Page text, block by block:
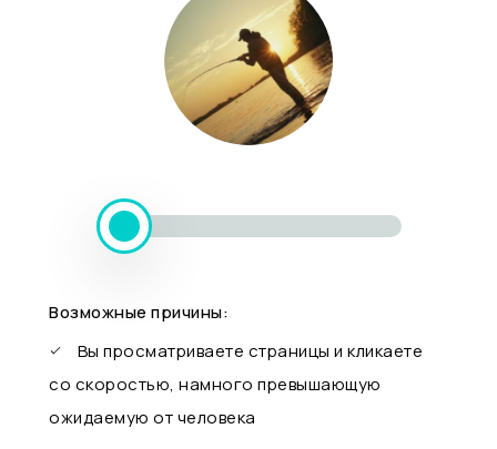
Возможные причины:
Вы просматриваете страницы и кликаете
со скоростью, намного превышающую
ожидаемую от человека